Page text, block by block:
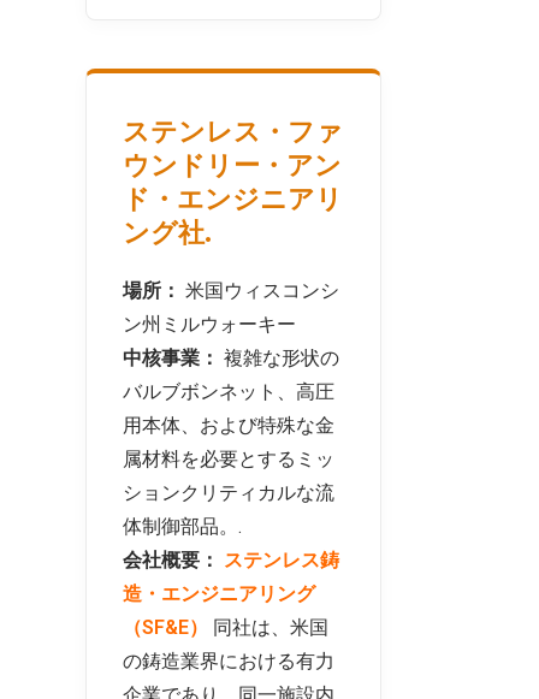
ステンレス・ファ
ウンドリー・アン
ド・エンジニアリ
ング社.
場所： 米国ウィスコンシ
ン州ミルウォーキー
中核事業： 複雑な形状の
バルブボンネット、高圧
用本体、および特殊な金
属材料を必要とするミッ
ションクリティカルな流
体制御部品。.
会社概要：
ステンレス鋳
造・エンジニアリング
（SF&E）
同社は、米国
の鋳造業界における有力